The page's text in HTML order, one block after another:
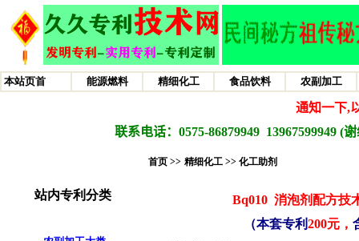
首页 >> 精细化工 >> 化工助剂
Bq010 消泡剂配方技
（本套专利200元，